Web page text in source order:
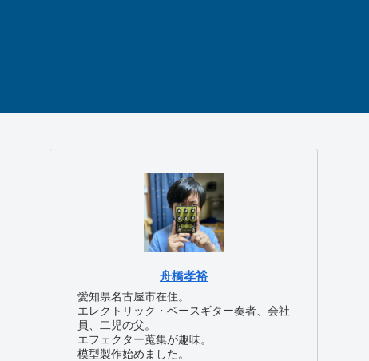
舟橋孝裕
愛知県名古屋市在住。
エレクトリック・ベースギター奏者、会社
員、二児の父。
エフェクター蒐集が趣味。
模型製作始めました。